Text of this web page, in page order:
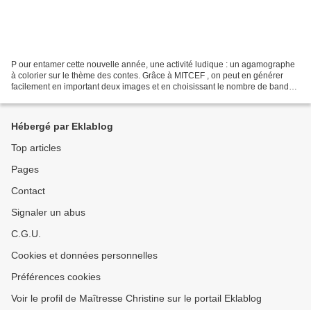
P our entamer cette nouvelle année, une activité ludique : un agamographe
à colorier sur le thème des contes. Grâce à MITCEF , on peut en générer
facilement en important deux images et en choisissant le nombre de bandes
Hébergé par Eklablog
Top articles
Pages
Contact
Signaler un abus
C.G.U.
Cookies et données personnelles
Préférences cookies
Voir le profil de Maîtresse Christine sur le portail Eklablog